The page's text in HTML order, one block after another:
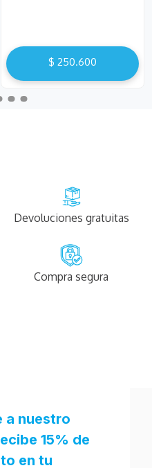
$ 250.600
Devoluciones gratuitas
Compra segura